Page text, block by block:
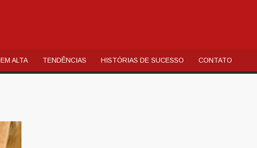
FRANQUIA
Relacionados
ao mundo do
EM ALTA TENDÊNCIAS HISTÓRIAS DE SUCESSO CONTATO